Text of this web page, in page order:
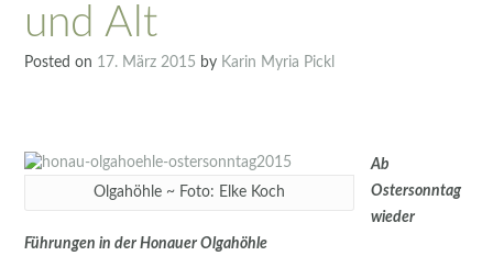
und Alt
Posted on 17. März 2015 by Karin Myria Pickl
Olgahöhle ~ Foto: Elke Koch
Ab
Ostersonntag
wieder
Führungen in der Honauer Olgahöhle